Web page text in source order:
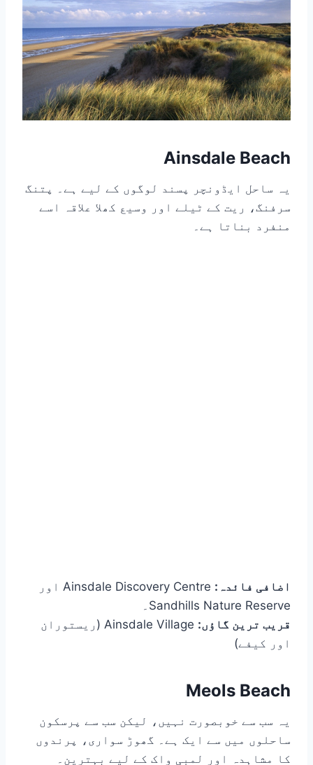
Ainsdale Beach
یہ ساحل ایڈونچر پسند لوگوں کے لیے ہے۔ پتنگ
سرفنگ، ریت کے ٹیلے اور وسیع کھلا علاقہ اسے
منفرد بناتا ہے۔
اضافی فائدہ:
Ainsdale Discovery Centre اور
Sandhills Nature Reserve۔
قریب ترین گاؤں:
Ainsdale Village (ریستوران
اور کیفے)
Meols Beach
یہ سب سے خوبصورت نہیں، لیکن سب سے پرسکون
ساحلوں میں سے ایک ہے۔ گھوڑ سواری، پرندوں
کا مشاہدہ اور لمبی واک کے لیے بہترین۔